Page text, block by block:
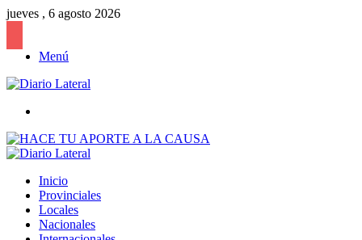
jueves , 6 agosto 2026
Menú
Inicio
Provinciales
Locales
Nacionales